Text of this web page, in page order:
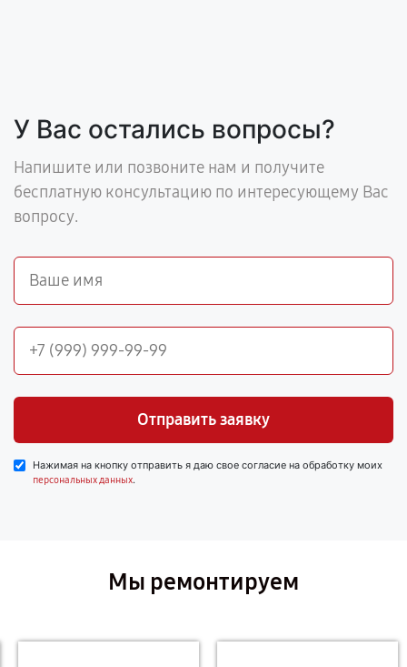
У Вас остались вопросы?
Напишите или позвоните нам и получите
бесплатную консультацию по интересующему Вас
вопросу.
Отправить заявку
Нажимая на кнопку отправить я даю свое согласие на обработку моих
персональных данных.
Мы ремонтируем